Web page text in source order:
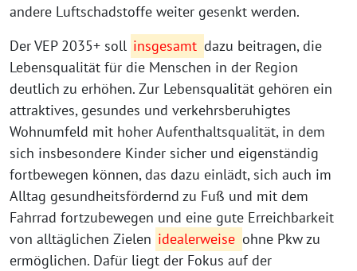
andere Luftschadstoffe weiter gesenkt werden.
Der VEP 2035+ soll insgesamt dazu beitragen, die
Lebensqualität für die Menschen in der Region
deutlich zu erhöhen. Zur Lebensqualität gehören ein
attraktives, gesundes und verkehrsberuhigtes
Wohnumfeld mit hoher Aufenthaltsqualität, in dem
sich insbesondere Kinder sicher und eigenständig
fortbewegen können, das dazu einlädt, sich auch im
Alltag gesundheitsfördernd zu Fuß und mit dem
Fahrrad fortzubewegen und eine gute Erreichbarkeit
von alltäglichen Zielen idealerweise ohne Pkw zu
ermöglichen. Dafür liegt der Fokus auf der